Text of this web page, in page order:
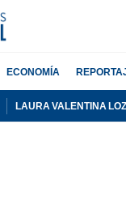
ECONOMÍA
LAURA VALENTINA